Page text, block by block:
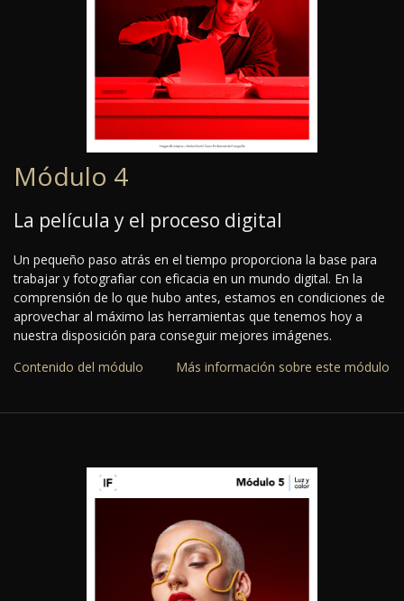
Módulo 4
La película y el proceso digital
Un pequeño paso atrás en el tiempo proporciona la base para
trabajar y fotografiar con eficacia en un mundo digital. En la
comprensión de lo que hubo antes, estamos en condiciones de
aprovechar al máximo las herramientas que tenemos hoy a
nuestra disposición para conseguir mejores imágenes.
Contenido del módulo
Más información sobre este módulo